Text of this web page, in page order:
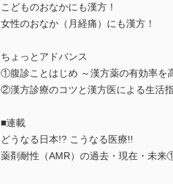
こどものおなかにも漢方！
女性のおなか（月経痛）にも漢方！
ちょっとアドバンス
①腹診ことはじめ ～漢方薬の有効率を
②漢方診療のコツと漢方医による生活
■連載
どうなる日本!? こうなる医療!!
薬剤耐性（AMR）の過去・現在・未